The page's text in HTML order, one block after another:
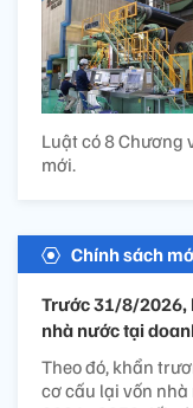
Luật có 8 Chương
mới.
Chính sách
Trước 31/8/2026,
nhà nước tại
Theo đó, khẩn
cơ cấu lại vốn